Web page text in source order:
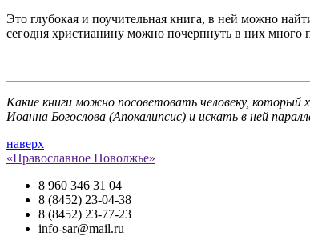
Это глубокая и поучительная книга, в ней можно
сегодня христианину можно почерпнуть в них много
Какие книги можно посоветовать человеку,
Иоанна Богослова (Апокалипсис) и искать в ней
наверх
«Православное Поволжье»
8 960 346 31 04
8 (8452) 23-04-38
8 (8452) 23-77-23
info-sar@mail.ru